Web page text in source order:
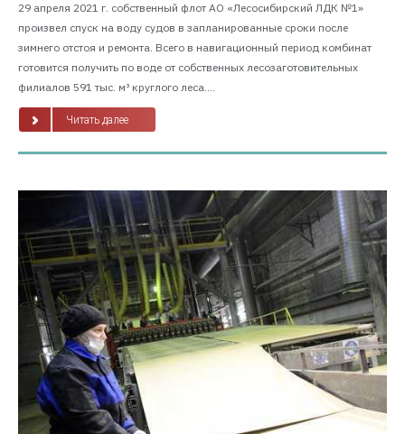
29 апреля 2021 г. собственный флот АО «Лесосибирский ЛДК №1»
произвел спуск на воду судов в запланированные сроки после
зимнего отстоя и ремонта. Всего в навигационный период комбинат
готовится получить по воде от собственных лесозаготовительных
филиалов 591 тыс. м³ круглого леса....
Читать далее